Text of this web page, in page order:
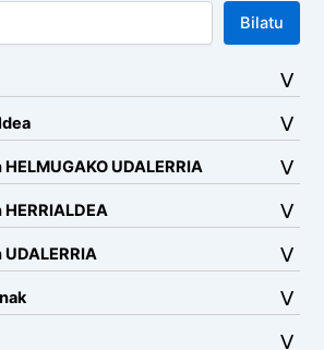
Bilatu
UDALERRIA